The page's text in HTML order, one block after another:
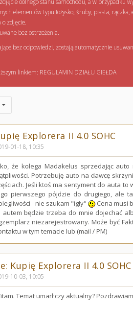
elementów typu łożysko, śruby, piasta,
o zdjęcie.
bez ostrzeżenia.
bez odpowiedzi, zostająautomatycznie
linkiem: REGULAMIN DZIAŁU GIEŁDA
Explorera II 4.0 SOHC
01-18, 10:35
że kolega Madakelus sprzedając
Potrzebuję auto na dawcę
Jeśli ktoś ma sentyment do auta
pierwszego pójdzie do drugiego, ale
- nie szukam "igły"
Cena musi
autem będzie trzeba do mnie dojechać
niezarejestrowany. Może być
w tym temacie lub (mail / PM)
Kupię Explorera II 4.0 SOHC
10-03, 10:05
Temat umarł czy aktualny? Pozdrawiam